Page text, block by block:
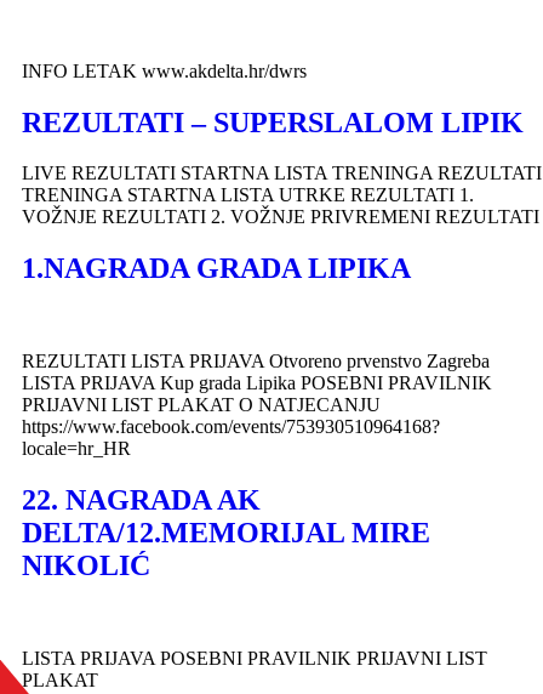
INFO LETAK www.akdelta.hr/dwrs
REZULTATI – SUPERSLALOM LIPIK
LIVE REZULTATI STARTNA LISTA TRENINGA REZULTATI
TRENINGA STARTNA LISTA UTRKE REZULTATI 1.
VOŽNJE REZULTATI 2. VOŽNJE PRIVREMENI REZULTATI
1.NAGRADA GRADA LIPIKA
REZULTATI LISTA PRIJAVA Otvoreno prvenstvo Zagreba
LISTA PRIJAVA Kup grada Lipika POSEBNI PRAVILNIK
PRIJAVNI LIST PLAKAT O NATJECANJU
https://www.facebook.com/events/753930510964168?
locale=hr_HR
22. NAGRADA AK
DELTA/12.MEMORIJAL MIRE
NIKOLIĆ
LISTA PRIJAVA POSEBNI PRAVILNIK PRIJAVNI LIST
PLAKAT